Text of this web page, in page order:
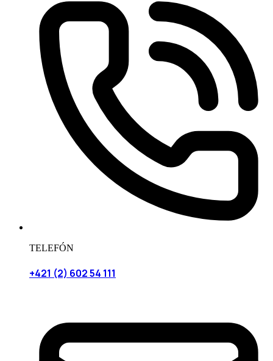
TELEFÓN
+421 (2) 602 54 111